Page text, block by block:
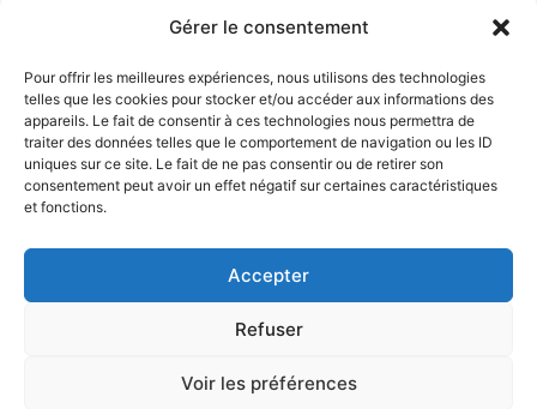
Gérer le consentement
Pour offrir les meilleures expériences, nous utilisons des technologies
telles que les cookies pour stocker et/ou accéder aux informations des
appareils. Le fait de consentir à ces technologies nous permettra de
traiter des données telles que le comportement de navigation ou les ID
uniques sur ce site. Le fait de ne pas consentir ou de retirer son
consentement peut avoir un effet négatif sur certaines caractéristiques
et fonctions.
Accepter
Refuser
Voir les préférences
© Gouvernement du Québec, 2026
Plan du site
Accessibilité
Accès à l'information
Déclaration de services